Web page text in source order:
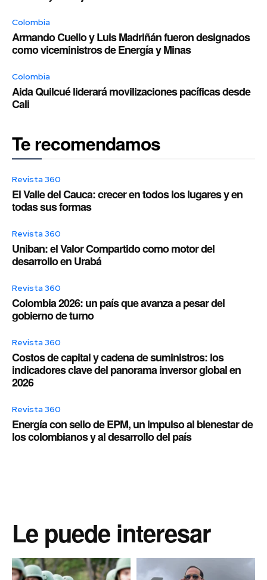
Colombia
Armando Cuello y Luis Madriñán fueron designados
como viceministros de Energía y Minas
Colombia
Aida Quilcué liderará movilizaciones pacíficas desde
Cali
Te recomendamos
Revista 360
El Valle del Cauca: crecer en todos los lugares y en
todas sus formas
Revista 360
Uniban: el Valor Compartido como motor del
desarrollo en Urabá
Revista 360
Colombia 2026: un país que avanza a pesar del
gobierno de turno
Revista 360
Costos de capital y cadena de suministros: los
indicadores clave del panorama inversor global en
2026
Revista 360
Energía con sello de EPM, un impulso al bienestar de
los colombianos y al desarrollo del país
Le puede interesar